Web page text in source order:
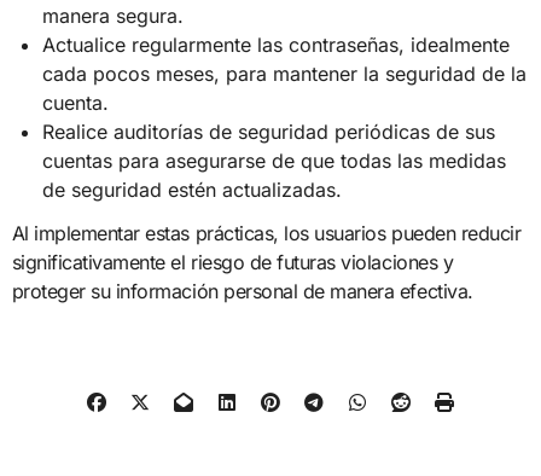
manera segura.
Actualice regularmente las contraseñas, idealmente
cada pocos meses, para mantener la seguridad de la
cuenta.
Realice auditorías de seguridad periódicas de sus
cuentas para asegurarse de que todas las medidas
de seguridad estén actualizadas.
Al implementar estas prácticas, los usuarios pueden reducir
significativamente el riesgo de futuras violaciones y
proteger su información personal de manera efectiva.